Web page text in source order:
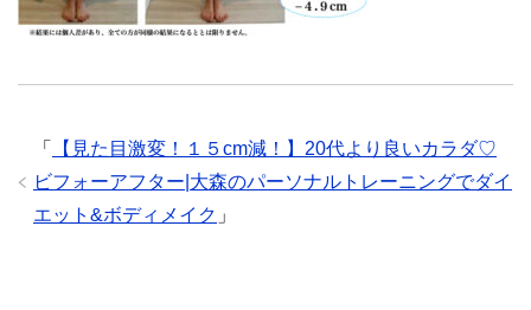
「
【見た目激変！１５cm減！】20代より良いカラダ♡
ビフォーアフター|大森のパーソナルトレーニングでダイ
エット&ボディメイク 」